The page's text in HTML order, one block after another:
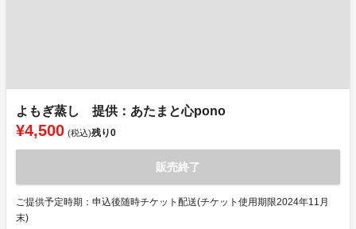
よもぎ蒸し 提供：あたまと心pono
¥4,500 (税込)残り0
販売終了
ご提供予定時期：申込後随時チケット配送(チケット使用期限2024年11月
末)